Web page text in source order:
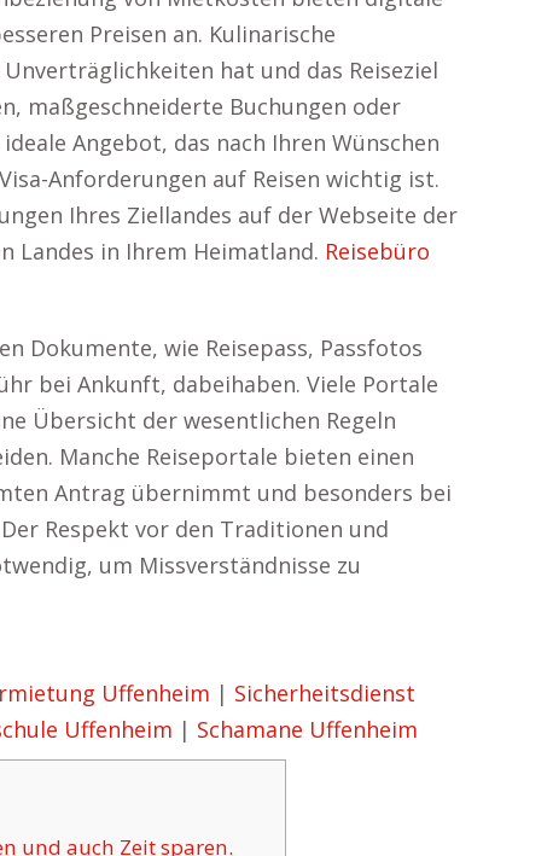
Preisen an. Kulinarische
hat und das Reiseziel
maßgeschneiderte Buchungen oder
Angebot, das nach Ihren Wünschen
Anforderungen auf Reisen wichtig ist.
Ihres Ziellandes auf der Webseite der
Landes in Ihrem Heimatland. Reisebüro
Dokumente, wie Reisepass, Passfotos
bei Ankunft, dabeihaben. Viele Portale
Übersicht der wesentlichen Regeln
Manche Reiseportale bieten einen
Antrag übernimmt und besonders bei
Respekt vor den Traditionen und
um Missverständnisse zu
Uffenheim | Sicherheitsdienst
Uffenheim | Schamane Uffenheim
und auch Zeit sparen.